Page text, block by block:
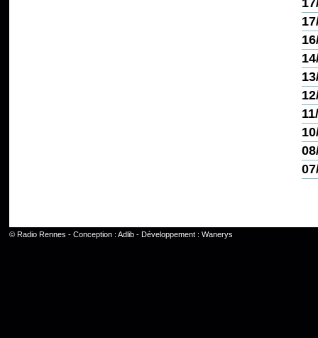
© Radio Rennes - Conception : Adlib- Développement : Wanerys